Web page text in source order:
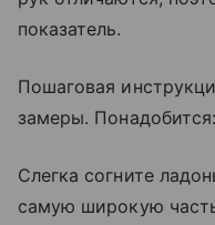
показатель.
Пошаговая
замеры.
Слегка согните
самую широкую